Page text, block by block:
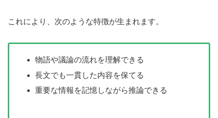
これにより、次のような特徴が生まれます。
物語や議論の流れを理解できる
長文でも一貫した内容を保てる
重要な情報を記憶しながら推論できる